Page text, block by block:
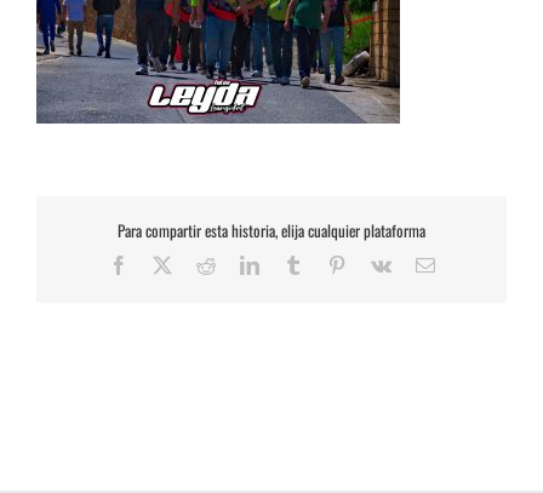
Para compartir esta historia, elija cualquier plataforma
Facebook RedditLinkedInTumblr Pinterest
Vk
Correo